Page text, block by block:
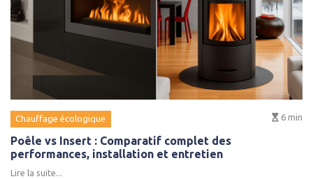
Chauffage écologique 6 min
Poêle vs Insert : Comparatif complet des
performances, installation et entretien
Lire la suite...